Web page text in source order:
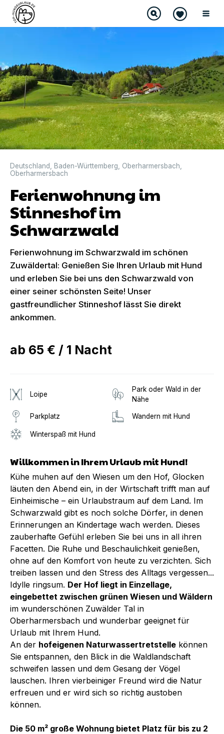
Deutschland Baden-Württemberg Oberharmersbach
Oberharmersbach
Ferienwohnung im
Stinneshof im
Schwarzwald
Ferienwohnung im Schwarzwald im schönen
Zuwäldertal: Genießen Sie Ihren Urlaub mit Hund
und erleben Sie bei uns den Schwarzwald von
einer seiner schönsten Seite! Unser
gastfreundlicher Stinneshof lässt Sie direkt
ankommen.
ab 65 € / 1 Nacht
Loipe
Park oder Wald in der
Nähe
Parkplatz Wandern mit Hund
Winterspaß mit Hund
Willkommen in Ihrem Urlaub mit Hund!
Kühe muhen auf den Wiesen um den Hof, Glocken
läuten den Abend ein, in der Wirtschaft trifft man auf
Einheimische – ein Urlaubstraum auf dem Land. Im
Schwarzwald gibt es noch solche Dörfer, in denen
Erinnerungen an Kindertage wach werden. Dieses
zauberhafte Gefühl erleben Sie bei uns in all ihren
Facetten. Die Ruhe und Beschaulichkeit genießen,
ohne auf den Komfort von heute zu verzichten. Sich
treiben lassen und den Stress des Alltags vergessen...
Idylle ringsum. Der Hof liegt in Einzellage,
eingebettet zwischen grünen Wiesen und Wäldern
im wunderschönen Zuwälder Tal in
Oberharmersbach und wunderbar geeignet für
Urlaub mit Ihrem Hund.
An der hofeigenen Naturwassertretstelle können
Sie entspannen, den Blick in die Waldlandschaft
schweifen lassen und dem Gesang der Vögel
lauschen. Ihren vierbeiniger Freund wird die Natur
erfreuen und er wird sich so richtig austoben
können.
Die 50 m² große Wohnung bietet Platz für bis zu 2